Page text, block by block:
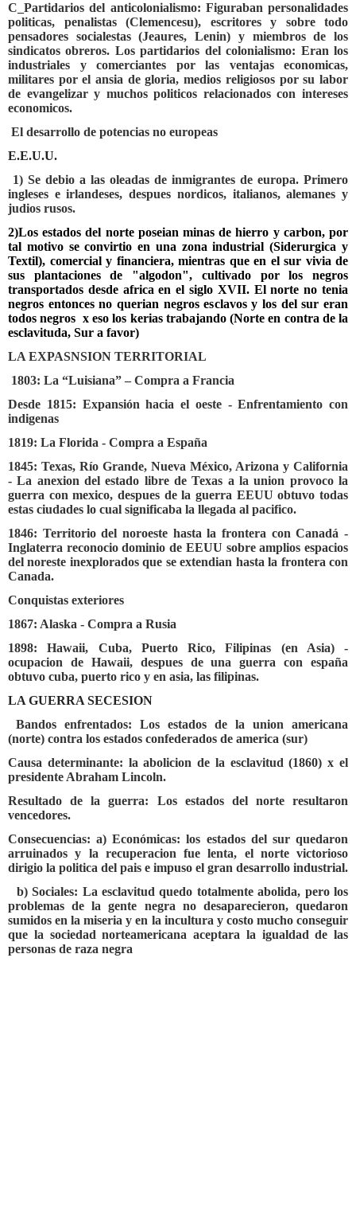
C_Partidarios del anticolonialismo: Figuraban personalidades
politicas, penalistas (Clemencesu), escritores y sobre todo
pensadores socialestas (Jeaures, Lenin) y miembros de los
sindicatos obreros. Los partidarios del colonialismo: Eran los
industriales y comerciantes por las ventajas economicas,
militares por el ansia de gloria, medios religiosos por su labor
de evangelizar y muchos politicos relacionados con intereses
economicos.
El desarrollo de potencias no europeas
E.E.U.U.
1) Se debio a las oleadas de inmigrantes de europa. Primero
ingleses e irlandeses, despues nordicos, italianos, alemanes y
judios rusos.
2)Los estados del norte poseian minas de hierro y carbon, por
tal motivo se convirtio en una zona industrial (Siderurgica y
Textil), comercial y financiera, mientras que en el sur vivia de
sus plantaciones de "algodon", cultivado por los negros
transportados desde africa en el siglo XVII. El norte no tenia
negros entonces no querian negros esclavos y los del sur eran
todos negros x eso los kerias trabajando (Norte en contra de la
esclavituda, Sur a favor)
LA EXPASNSION TERRITORIAL
1803: La “Luisiana” – Compra a Francia
Desde 1815: Expansión hacia el oeste - Enfrentamiento con
indigenas
1819: La Florida - Compra a España
1845: Texas, Río Grande, Nueva México, Arizona y California
- La anexion del estado libre de Texas a la union provoco la
guerra con mexico, despues de la guerra EEUU obtuvo todas
estas ciudades lo cual significaba la llegada al pacifico.
1846: Territorio del noroeste hasta la frontera con Canadá -
Inglaterra reconocio dominio de EEUU sobre amplios espacios
del noreste inexplorados que se extendian hasta la frontera con
Canada.
Conquistas exteriores
1867: Alaska - Compra a Rusia
1898: Hawaii, Cuba, Puerto Rico, Filipinas (en Asia) -
ocupacion de Hawaii, despues de una guerra con españa
obtuvo cuba, puerto rico y en asia, las filipinas.
LA GUERRA SECESION
Bandos enfrentados: Los estados de la union americana
(norte) contra los estados confederados de america (sur)
Causa determinante: la abolicion de la esclavitud (1860) x el
presidente Abraham Lincoln.
Resultado de la guerra: Los estados del norte resultaron
vencedores.
Consecuencias: a) Económicas: los estados del sur quedaron
arruinados y la recuperacion fue lenta, el norte victorioso
dirigio la politica del pais e impuso el gran desarrollo industrial.
b) Sociales: La esclavitud quedo totalmente abolida, pero los
problemas de la gente negra no desaparecieron, quedaron
sumidos en la miseria y en la incultura y costo mucho conseguir
que la sociedad norteamericana aceptara la igualdad de las
personas de raza negra